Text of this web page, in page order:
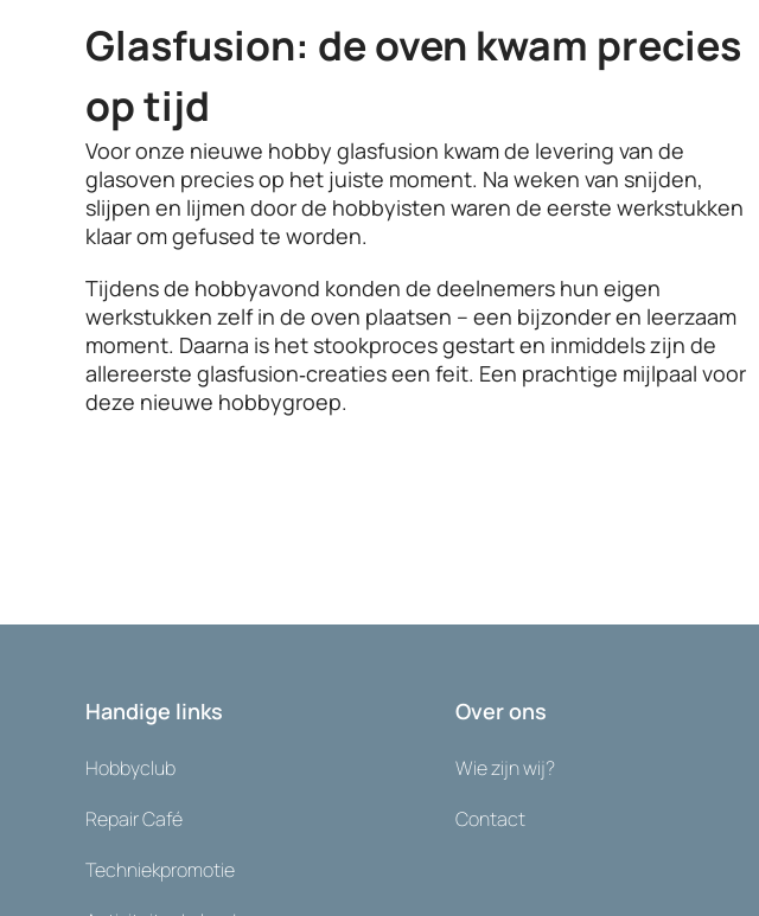
Glasfusion: de oven kwam precies
op tijd
Voor onze nieuwe hobby glasfusion kwam de levering van de
glasoven precies op het juiste moment. Na weken van snijden,
slijpen en lijmen door de hobbyisten waren de eerste werkstukken
klaar om gefused te worden.
Tijdens de hobbyavond konden de deelnemers hun eigen
werkstukken zelf in de oven plaatsen – een bijzonder en leerzaam
moment. Daarna is het stookproces gestart en inmiddels zijn de
allereerste glasfusion‑creaties een feit. Een prachtige mijlpaal voor
deze nieuwe hobbygroep.
Handige links
Hobbyclub
Repair Café
Techniekpromotie
Over ons
Wie zijn wij?
Contact